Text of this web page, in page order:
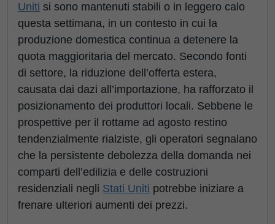
Uniti si sono mantenuti stabili o in leggero calo
questa settimana, in un contesto in cui la
produzione domestica continua a detenere la
quota maggioritaria del mercato. Secondo fonti
di settore, la riduzione dell’offerta estera,
causata dai dazi all’importazione, ha rafforzato il
posizionamento dei produttori locali. Sebbene le
prospettive per il rottame ad agosto restino
tendenzialmente rialziste, gli operatori segnalano
che la persistente debolezza della domanda nei
comparti dell’edilizia e delle costruzioni
residenziali negli Stati Uniti potrebbe iniziare a
frenare ulteriori aumenti dei prezzi.